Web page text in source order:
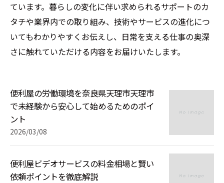
ています。暮らしの変化に伴い求められるサポートのカ
タチや業界内での取り組み、技術やサービスの進化につ
いてもわかりやすくお伝えし、日常を支える仕事の奥深
さに触れていただける内容をお届けいたします。
便利屋の労働環境を奈良県天理市天理市
で未経験から安心して始めるためのポイ
ント
2026/03/08
便利屋ビデオサービスの料金相場と賢い
依頼ポイントを徹底解説